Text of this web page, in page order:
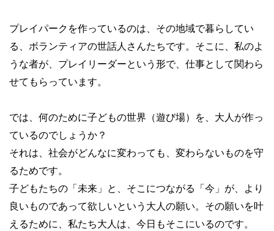
プレイパークを作っているのは、その地域で暮らしてい
る、ボランティアの世話人さんたちです。そこに、私のよ
うな者が、プレイリーダーという形で、仕事として関わら
せてもらっています。
では、何のために子どもの世界（遊び場）を、大人が作っ
ているのでしょうか？
それは、社会がどんなに変わっても、変わらないものを守
るためです。
子どもたちの「未来」と、そこにつながる「今」が、より
良いものであって欲しいという大人の願い。その願いを叶
えるために、私たち大人は、今日もそこにいるのです。